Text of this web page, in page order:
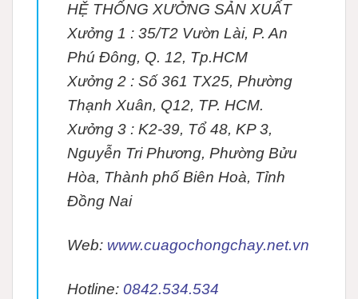
HỆ THỐNG XƯỞNG SẢN XUẤT
Xưởng 1 : 35/T2 Vườn Lài, P. An
Phú Đông, Q. 12, Tp.HCM
Xưởng 2 : Số 361 TX25, Phường
Thạnh Xuân, Q12, TP. HCM.
Xưởng 3 : K2-39, Tổ 48, KP 3,
Nguyễn Tri Phương, Phường Bửu
Hòa, Thành phố Biên Hoà, Tỉnh
Đồng Nai
Web: www.cuagochongchay.net.vn
Hotline: 0842.534.534